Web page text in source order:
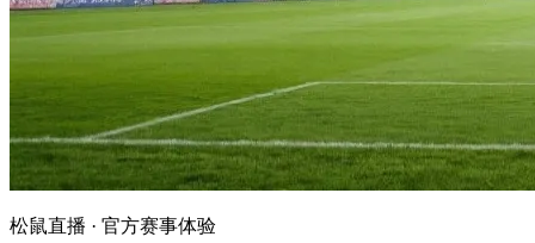
松鼠直播 · 官方赛事体验